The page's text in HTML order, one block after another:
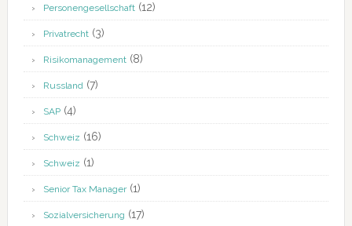
Personengesellschaft(12)
Privatrecht(3)
Risikomanagement(8)
Russland(7)
SAP(4)
Schweiz (16)
Schweiz (1)
Senior Tax Manager(1)
Sozialversicherung (17)